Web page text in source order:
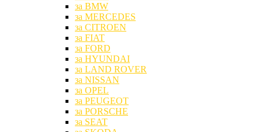
за BMW
за MERCEDES
за CITROEN
за FIAT
за FORD
за HYUNDAI
за LAND ROVER
за NISSAN
за OPEL
за PEUGEOT
за PORSCHE
за SEAT